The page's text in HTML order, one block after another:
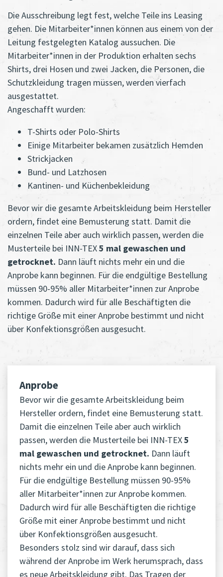
Die Ausschreibung legt fest, welche Teile ins Leasing
gehen. Die Mitarbeiter*innen können aus einem von der
Leitung festgelegten Katalog aussuchen. Die
Mitarbeiter*innen in der Produktion erhalten sechs
Shirts, drei Hosen und zwei Jacken, die Personen, die
Schutzkleidung tragen müssen, werden vierfach
ausgestattet.
Angeschafft wurden:
T-Shirts oder Polo-Shirts
Einige Mitarbeiter bekamen zusätzlich Hemden
Strickjacken
Bund- und Latzhosen
Kantinen- und Küchenbekleidung
Bevor wir die gesamte Arbeitskleidung beim Hersteller
ordern, findet eine Bemusterung statt. Damit die
einzelnen Teile aber auch wirklich passen, werden die
Musterteile bei INN-TEX5 mal gewaschen und
getrocknet. Dann läuft nichts mehr ein und die
Anprobe kann beginnen. Für die endgültige Bestellung
müssen 90-95% aller Mitarbeiter*innen zur Anprobe
kommen. Dadurch wird für alle Beschäftigten die
richtige Größe mit einer Anprobe bestimmt und nicht
über Konfektionsgrößen ausgesucht.
Anprobe
Bevor wir die gesamte Arbeitskleidung beim
Hersteller ordern, findet eine Bemusterung statt.
Damit die einzelnen Teile aber auch wirklich
passen, werden die Musterteile bei INN-TEX5
mal gewaschen und getrocknet. Dann läuft
nichts mehr ein und die Anprobe kann beginnen.
Für die endgültige Bestellung müssen 90-95%
aller Mitarbeiter*innen zur Anprobe kommen.
Dadurch wird für alle Beschäftigten die richtige
Größe mit einer Anprobe bestimmt und nicht
über Konfektionsgrößen ausgesucht.
Besonders stolz sind wir darauf, dass sich
während der Anprobe im Werk herumsprach, dass
es neue Arbeitskleidung gibt. Das Tragen der